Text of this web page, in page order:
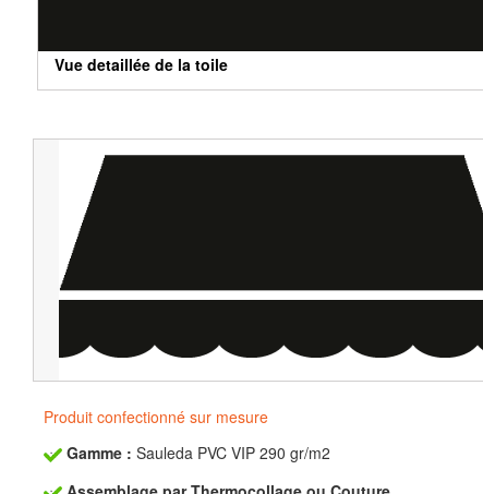
Vue detaillée de la toile
Produit confectionné sur mesure
Gamme : Sauleda PVC VIP 290 gr/m2